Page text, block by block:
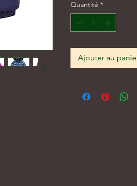
Quantité *
Ajouter au